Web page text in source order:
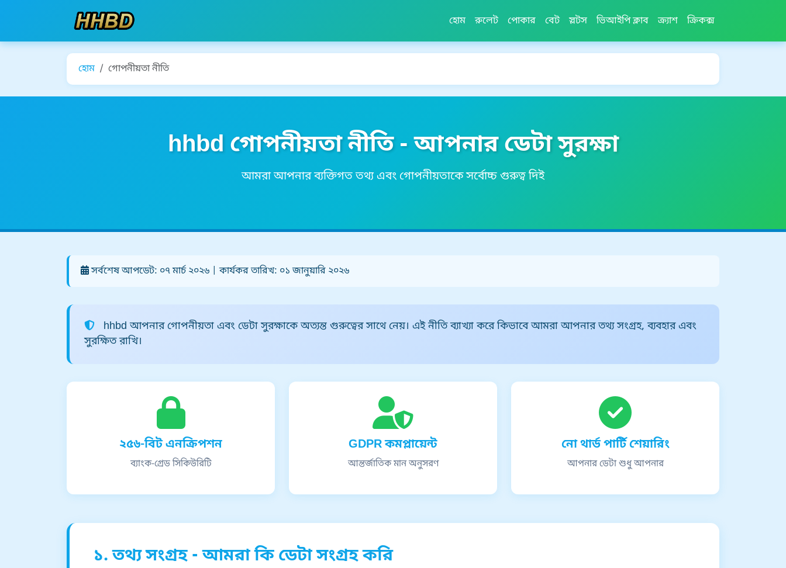
হোম রুলেট পোকার বেট স্লটস ভিআইপি ক্লাব ক্র্যাশ ক্রিকক্স
হোম গোপনীয়তা নীতি
hhbd গোপনীয়তা নীতি - আপনার ডেটা সুরক্ষা
আমরা আপনার ব্যক্তিগত তথ্য এবং গোপনীয়তাকে সর্বোচ্চ গুরুত্ব দিই
সর্বশেষ আপডেট: ০৭ মার্চ ২০২৬ | কার্যকর তারিখ: ০১ জানুয়ারি ২০২৬
hhbd আপনার গোপনীয়তা এবং ডেটা সুরক্ষাকে অত্যন্ত গুরুত্বের সাথে নেয়। এই নীতি ব্যাখ্যা করে কিভাবে আমরা আপনার তথ্য সংগ্রহ, ব্যবহার এবং
সুরক্ষিত রাখি।
২৫৬-বিট এনক্রিপশন
ব্যাংক-গ্রেড সিকিউরিটি
GDPR কমপ্লায়েন্ট
আন্তর্জাতিক মান অনুসরণ
নো থার্ড পার্টি শেয়ারিং
আপনার ডেটা শুধু আপনার
১. তথ্য সংগ্রহ - আমরা কি ডেটা সংগ্রহ করি